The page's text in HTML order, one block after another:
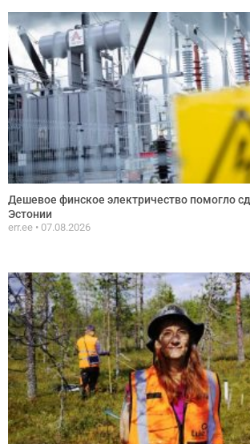
Дешевое финское электричество помогло
Эстонии
err.ee 07.08.2026